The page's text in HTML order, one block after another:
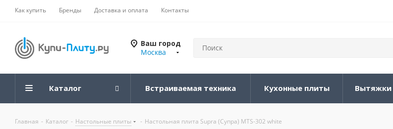
Как купить Бренды Доставка и оплата Контакты
Ваш город
Москва
Каталог Встраиваемая техника Кухонные плиты Вытяжки
Главная - Каталог - Настольные плиты - Настольная плита Supra (Супра) MTS-302 white